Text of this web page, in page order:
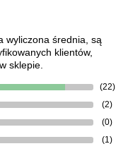
wyliczona średnia, są
klientów,
sklepie.
(22)
(2)
(0)
(1)